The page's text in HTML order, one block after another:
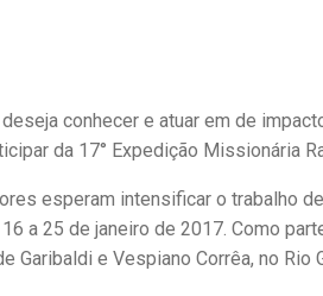
conhecer e atuar em de
da 17° Expedição Missionária
esperam intensificar o trabalho
a 25 de janeiro de 2017. Como
Garibaldi e Vespiano Corrêa, no Rio